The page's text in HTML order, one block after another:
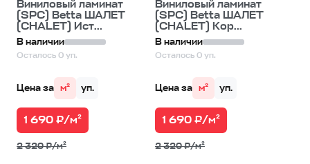
Виниловый ламинат
(SPC) Betta ШАЛЕТ
(CHALET) Ист...
В наличии
Осталось 0 уп.
Цена за м² уп.
1 690 ₽/м²
2 320 ₽/м²
Виниловый ламинат
(SPC) Betta ШАЛЕТ
(CHALET) Кор...
В наличии
Осталось 0 уп.
Цена за м² уп.
1 690 ₽/м²
2 320 ₽/м²